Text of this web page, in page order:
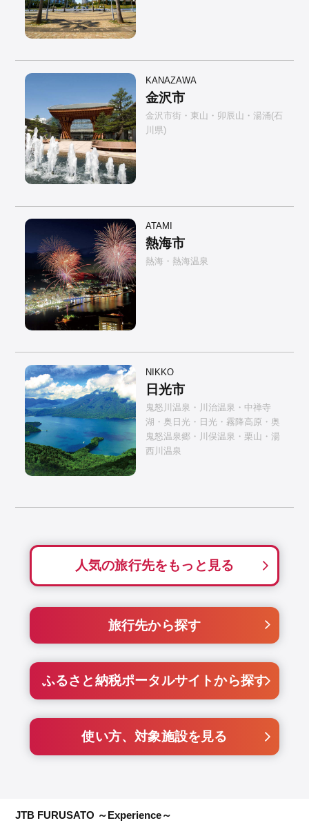
KANAZAWA
金沢市
金沢市街・東山・卯辰山・湯涌(石
川県)
ATAMI
熱海市
熱海・熱海温泉
NIKKO
日光市
鬼怒川温泉・川治温泉・中禅寺
湖・奥日光・日光・霧降高原・奥
鬼怒温泉郷・川俣温泉・栗山・湯
西川温泉
人気の旅行先をもっと見る
旅行先から探す
ふるさと納税ポータルサイトから探す
使い方、対象施設を見る
JTB FURUSATO ～Experience～